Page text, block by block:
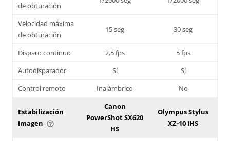
de obturación
Velocidad máxima
de obturación
15 seg 30 seg
Disparo continuo 2,5 fps
5 fps
Autodisparador
Sí
Sí
Control remoto
Inalámbrico No
Estabilización
imagen help_outline
Canon
PowerShot SX620
HS
Olympus Stylus
XZ-10 iHS